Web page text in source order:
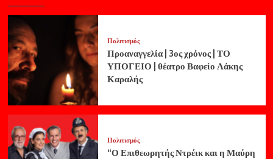
Πολιτισμός
Προαναγγελία | 3ος χρόνος | ΤΟ
ΥΠΟΓΕΙΟ | θέατρο Βαφείο Λάκης
Καραλής
Πολιτισμός
“Ο Επιθεωρητής Ντρέικ και η Μαύρη